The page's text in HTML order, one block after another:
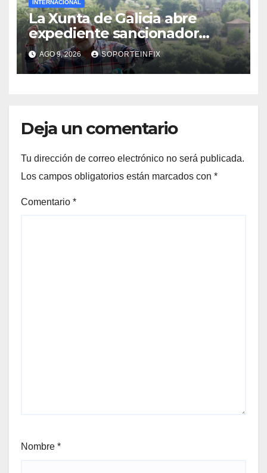
INTERNACIONAL
La Xunta de Galicia abre
expediente sancionador
contra el tour del
exnarcotraficante Laureano
Oubiña
AGO 9, 2026 SOPORTEINFIX
Deja un comentario
Tu dirección de correo electrónico no será publicada.
Los campos obligatorios están marcados con *
Comentario *
Nombre *